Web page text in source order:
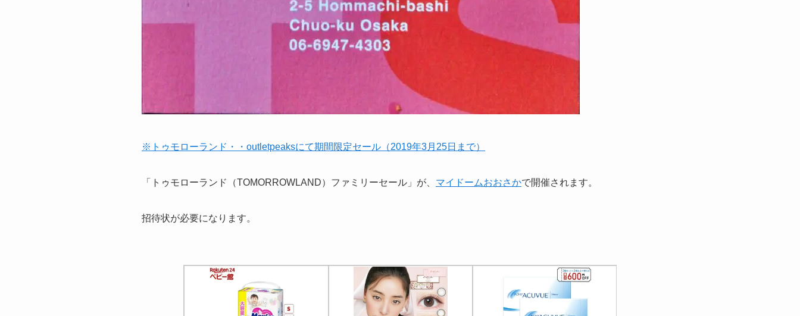
※トゥモローランド・・outletpeaksにて期間限定セール（2019年3月25日まで）
「トゥモローランド（TOMORROWLAND）ファミリーセール」が、 マイドームおおさかで開催されます。
招待状が必要になります。